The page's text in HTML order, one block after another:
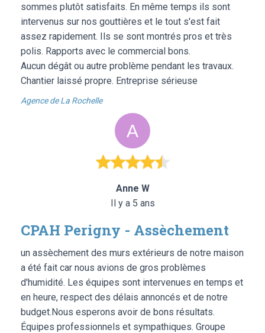
sommes plutôt satisfaits. En même temps ils sont
intervenus sur nos gouttières et le tout s'est fait
assez rapidement. Ils se sont montrés pros et très
polis. Rapports avec le commercial bons.
Aucun dégât ou autre problème pendant les travaux.
Chantier laissé propre. Entreprise sérieuse
Agence de La Rochelle
Anne W
Il y a 5 ans
CPAH Perigny - Assèchement
un assèchement des murs extérieurs de notre maison
a été fait car nous avions de gros problèmes
d'humidité. Les équipes sont intervenues en temps et
en heure, respect des délais annoncés et de notre
budget.Nous esperons avoir de bons résultats.
Équipes professionnels et sympathiques. Groupe